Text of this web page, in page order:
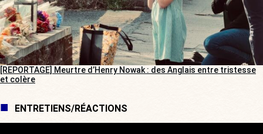
[REPORTAGE] Meurtre d’Henry Nowak : des Anglais entre tristesse
et colère
ENTRETIENS/RÉACTIONS